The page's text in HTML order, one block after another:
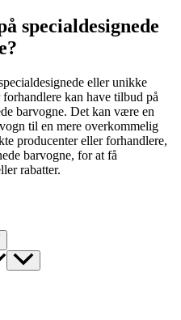
specialdesignede
eller unikke
kan have tilbud på
barvogne. Det kan være en
til en mere overkommelig
producenter eller forhandlere,
barvogne, for at få
rabatter.